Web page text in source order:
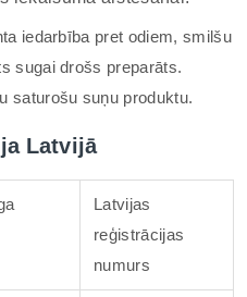
iedarbība pret odiem, smilšu
sugai drošs preparāts.
saturošu suņu produktu.
Latvijā
Latvijas
reģistrācijas
numurs